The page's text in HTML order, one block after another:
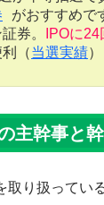
がおすすめで
券。
IPOに
（当選実績）
主幹事と
取り扱ってい